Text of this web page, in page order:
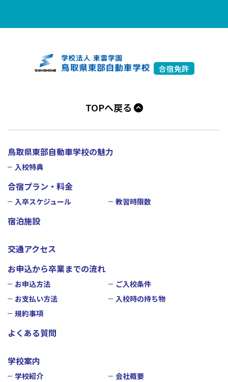
合宿免許
TOPへ戻る
鳥取県東部自動車学校の魅力
入校特典
合宿プラン・料金
入卒スケジュール 教習時限数
宿泊施設
交通アクセス
お申込から卒業までの流れ
お申込方法
ご入校条件
お支払い方法
入校時の持ち物
規約事項
よくある質問
学校案内
学校紹介
会社概要